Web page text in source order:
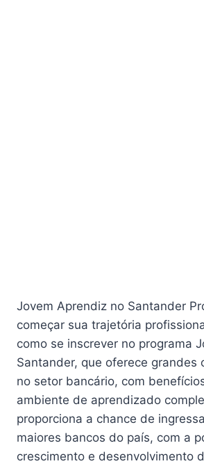
Jovem Aprendiz no Santander
começar sua trajetória
como se inscrever no programa
Santander, que oferece grandes
no setor bancário, com
ambiente de aprendizado
proporciona a chance de
maiores bancos do país, com a
crescimento e desenvolvimento